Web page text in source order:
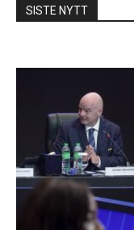
SISTE NYTT